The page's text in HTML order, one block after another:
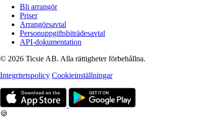
Bli arrangör
Priser
Arrangörsavtal
Personuppgiftsbiträdesavtal
API-dokumentation
© 2026 Ticsie AB. Alla rättigheter förbehållna.
Integritetspolicy Cookieinställningar
🍪